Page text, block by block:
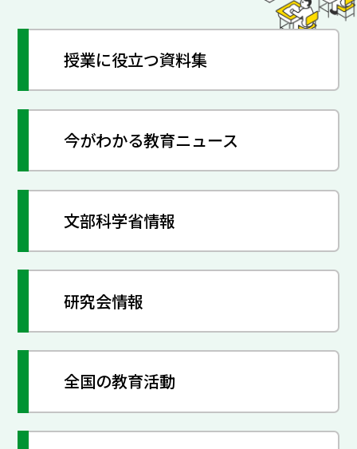
授業に役立つ資料集
今がわかる教育ニュース
文部科学省情報
研究会情報
全国の教育活動